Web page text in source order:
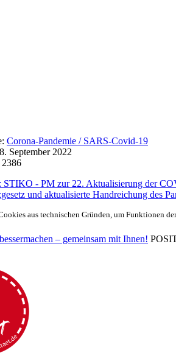
Corona-Pandemie / SARS-Covid-19
September 2022
STIKO - PM zur 22. Aktualisierung der
und aktualisierte Handreichung des
aus technischen Gründen, um Funktionen
– gemeinsam mit Ihnen!